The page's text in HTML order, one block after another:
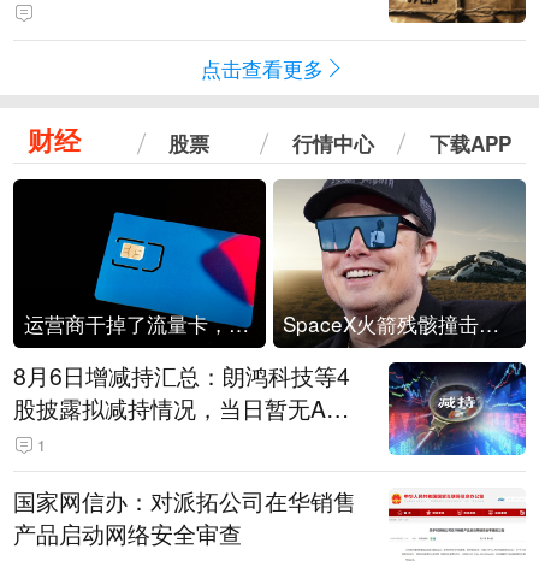
点击查看更多
财经 股票 行情中心 下载APP
运营商干掉了流量卡，他们真的玩不起了 SpaceX火箭残骸撞击月球
8月6日增减持汇总：朗鸿科技等4
股披露拟减持情况，当日暂无A股
公司披露拟增持情况（表）
1
国家网信办：对派拓公司在华销售
产品启动网络安全审查